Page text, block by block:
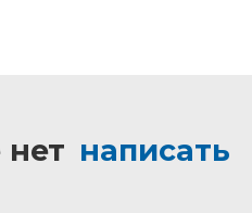
написать